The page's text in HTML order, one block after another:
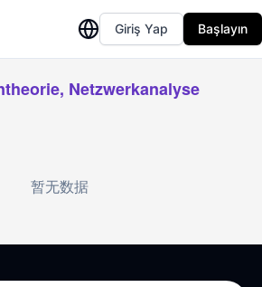
Giriş Yap Başlayın
Netzwerkanalyse
暂无数据